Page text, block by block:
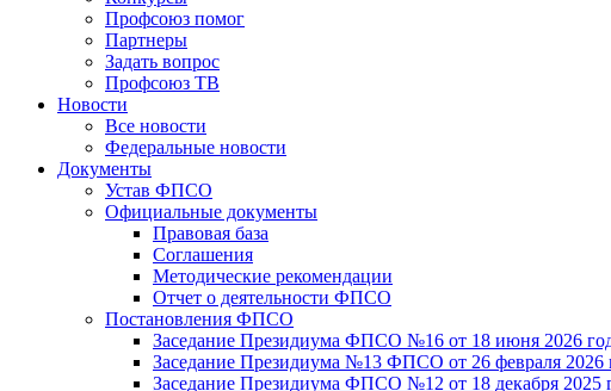
Профсоюз помог
Партнеры
Задать вопрос
Профсоюз ТВ
Новости
Все новости
Федеральные новости
Документы
Устав ФПСО
Официальные документы
Правовая база
Соглашения
Методические рекомендации
Отчет о деятельности ФПСО
Постановления ФПСО
Заседание Президиума ФПСО №16 от 18 июня 2026
Заседание Президиума №13 ФПСО от 26 февраля 2026
Заседание Президиума ФПСО №12 от 18 декабря 2025